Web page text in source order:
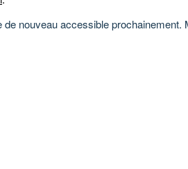
nouveau accessible prochainement.